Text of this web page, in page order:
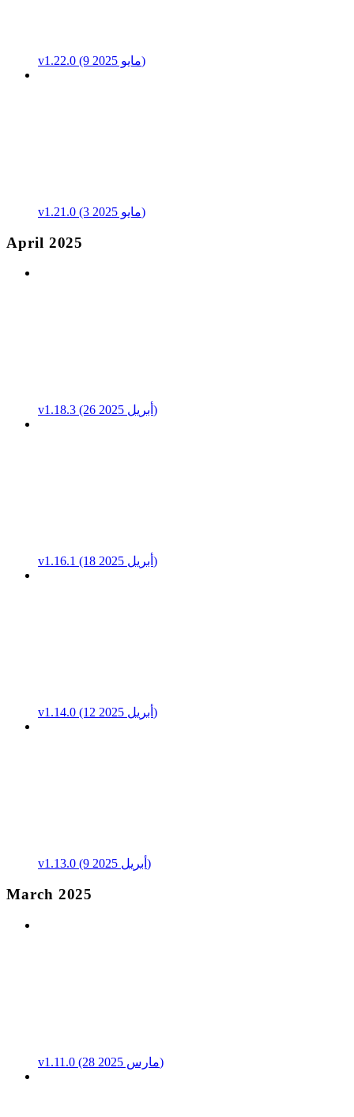
v1.22.0 (9 مايو 2025)
v1.21.0 (3 مايو 2025)
April 2025
v1.18.3 (26 أبريل 2025)
v1.16.1 (18 أبريل 2025)
v1.14.0 (12 أبريل 2025)
v1.13.0 (9 أبريل 2025)
March 2025
v1.11.0 (28 مارس 2025)